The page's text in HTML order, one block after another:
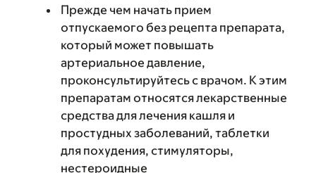
Прежде чем начать прием
отпускаемого без рецепта препарата,
который может повышать
артериальное давление,
проконсультируйтесь с врачом. К этим
препаратам относятся лекарственные
средства для лечения кашля и
простудных заболеваний, таблетки
для похудения, стимуляторы,
нестероидные